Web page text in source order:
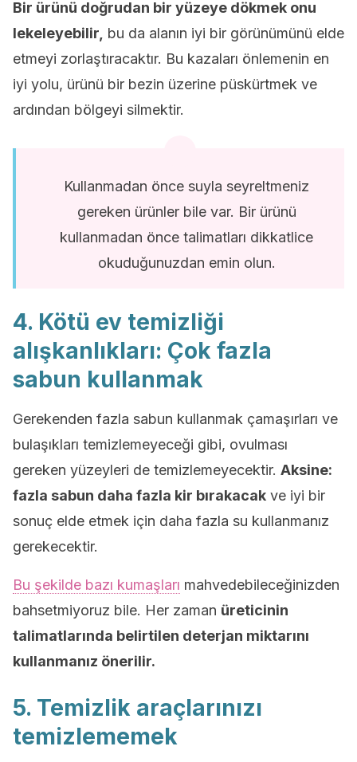
Bir ürünü doğrudan bir yüzeye dökmek onu
lekeleyebilir, bu da alanın iyi bir görünümünü elde
etmeyi zorlaştıracaktır. Bu kazaları önlemenin en
iyi yolu, ürünü bir bezin üzerine püskürtmek ve
ardından bölgeyi silmektir.
Kullanmadan önce suyla seyreltmeniz
gereken ürünler bile var. Bir ürünü
kullanmadan önce talimatları dikkatlice
okuduğunuzdan emin olun.
4. Kötü ev temizliği
alışkanlıkları: Çok fazla
sabun kullanmak
Gerekenden fazla sabun kullanmak çamaşırları ve
bulaşıkları temizlemeyeceği gibi, ovulması
gereken yüzeyleri de temizlemeyecektir. Aksine:
fazla sabun daha fazla kir bırakacak ve iyi bir
sonuç elde etmek için daha fazla su kullanmanız
gerekecektir.
Bu şekilde bazı kumaşları mahvedebileceğinizden
bahsetmiyoruz bile. Her zaman üreticinin
talimatlarında belirtilen deterjan miktarını
kullanmanız önerilir.
5. Temizlik araçlarınızı
temizlememek